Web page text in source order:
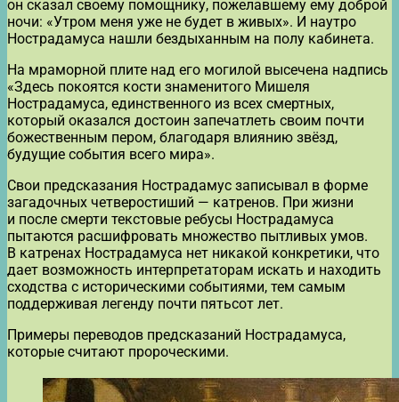
он сказал своему помощнику, пожелавшему ему доброй
ночи: «Утром меня уже не будет в живых». И наутро
Нострадамуса нашли бездыханным на полу кабинета.
На мраморной плите над его могилой высечена надпись
«Здесь покоятся кости знаменитого Мишеля
Нострадамуса, единственного из всех смертных,
который оказался достоин запечатлеть своим почти
божественным пером, благодаря влиянию звёзд,
будущие события всего мира».
Свои предсказания Нострадамус записывал в форме
загадочных четверостиший — катренов. При жизни
и после смерти текстовые ребусы Нострадамуса
пытаются расшифровать множество пытливых умов.
В катренах Нострадамуса нет никакой конкретики, что
дает возможность интерпретаторам искать и находить
сходства с историческими событиями, тем самым
поддерживая легенду почти пятьсот лет.
Примеры переводов предсказаний Нострадамуса,
которые считают пророческими.